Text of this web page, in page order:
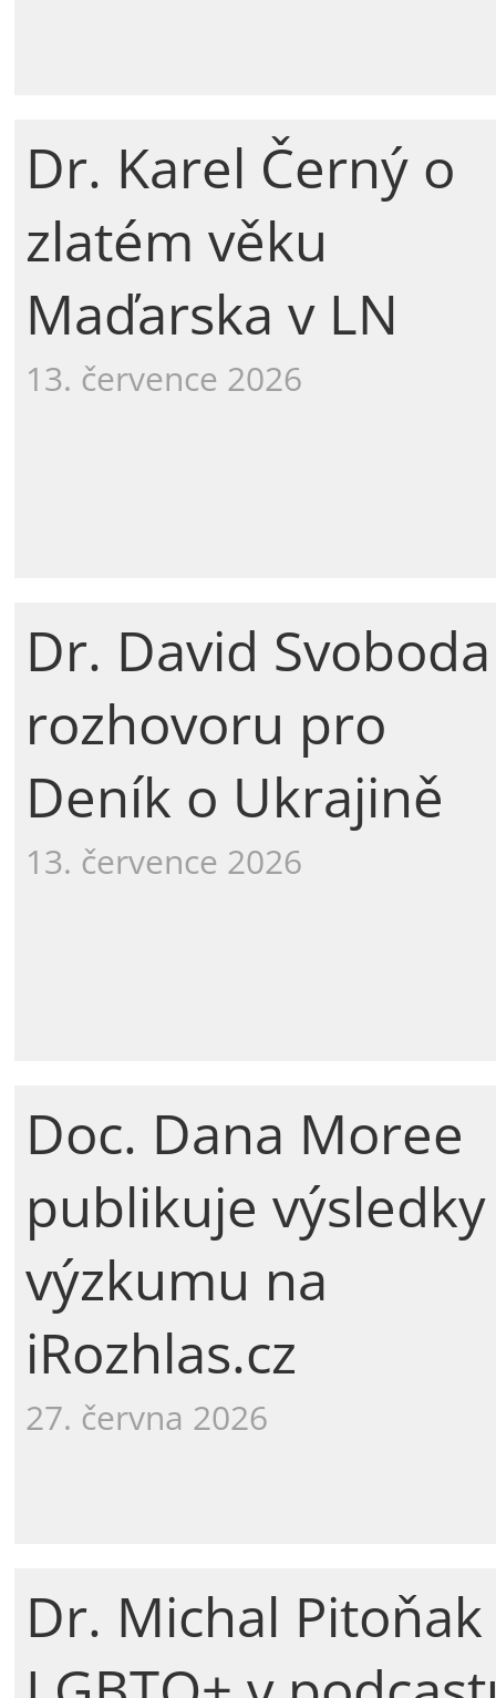
Dr. Karel Černý o
zlatém věku
Maďarska v LN
13. července 2026
Dr. David
rozhovoru pro
Deník o Ukrajině
13. července 2026
Doc. Dana Moree
publikuje výsledky
výzkumu na
iRozhlas.cz
27. června 2026
Dr. Michal